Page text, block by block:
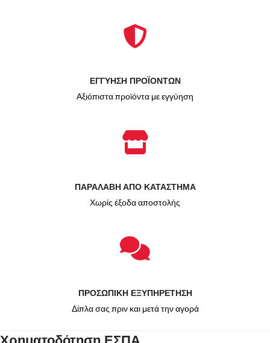
ΕΓΓΥΗΣΗ ΠΡΟΪΟΝΤΩΝ
Αξιόπιστα προϊόντα με εγγύηση
ΠΑΡΑΛΑΒΗ ΑΠΟ ΚΑΤΑΣΤΗΜΑ
Χωρίς έξοδα αποστολής
ΠΡΟΣΩΠΙΚΗ ΕΞΥΠΗΡΕΤΗΣΗ
Δίπλα σας πριν και μετά την αγορά